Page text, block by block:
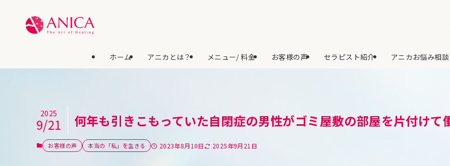
ホーム アニカとは？ メニュー/ 料金 お客様の声 セラピスト紹介 アニカお悩み相
何年も引きこもっていた自閉症の男性がゴミ屋敷の部屋を片付けて
2025
9/21
お客様の声 本当の「私」を生きる 2023年8月10日 2025年9月21日